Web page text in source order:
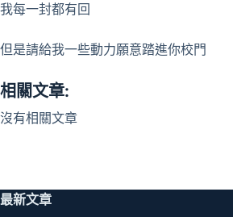
我每一封都有回
但是請給我一些動力願意踏進你校門
相關文章:
沒有相關文章
最新文章